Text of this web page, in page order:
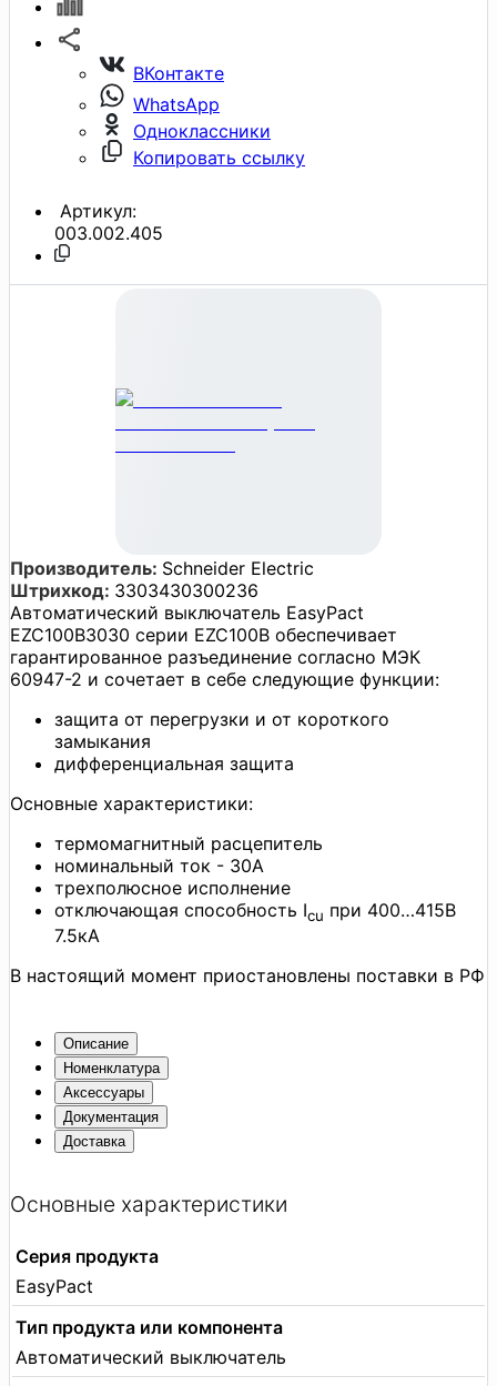
ВКонтакте
WhatsApp
Одноклассники
Копировать ссылку
Артикул:
003.002.405
Производитель: Schneider Electric
Штрихкод: 3303430300236
Автоматический выключатель EasyPact
EZC100B3030 серии EZC100B обеспечивает
гарантированное разъединение согласно МЭК
60947-2 и сочетает в себе следующие функции:
защита от перегрузки и от короткого
замыкания
дифференциальная защита
Основные характеристики:
термомагнитный расцепитель
номинальный ток - 30А
трехполюсное исполнение
отключающая способность Icu при 400…415В
7.5кА
В настоящий момент приостановлены поставки в РФ
Описание
Номенклатура
Аксессуары
Документация
Доставка
Основные характеристики
Серия продукта
EasyPact
Тип продукта или компонента
Автоматический выключатель